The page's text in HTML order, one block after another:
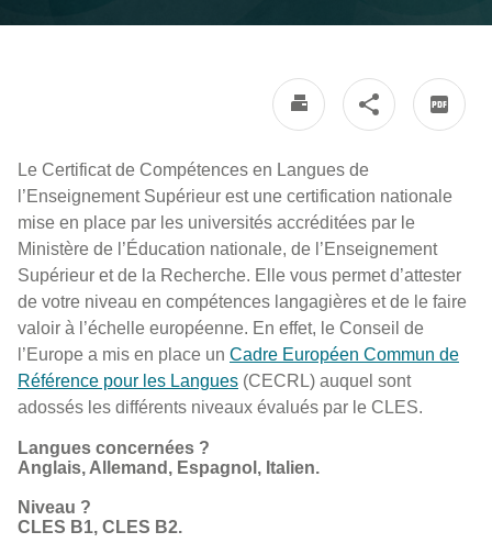
Le Certificat de Compétences en Langues de
l’Enseignement Supérieur est une certification nationale
mise en place par les universités accréditées par le
Ministère de l’Éducation nationale, de l’Enseignement
Supérieur et de la Recherche. Elle vous permet d’attester
de votre niveau en compétences langagières et de le faire
valoir à l’échelle européenne. En effet, le Conseil de
l’Europe a mis en place un Cadre Européen Commun de
Référence pour les Langues (CECRL) auquel sont
adossés les différents niveaux évalués par le CLES.
Langues concernées ?
Anglais, Allemand, Espagnol, Italien.
Niveau ?
CLES B1, CLES B2.